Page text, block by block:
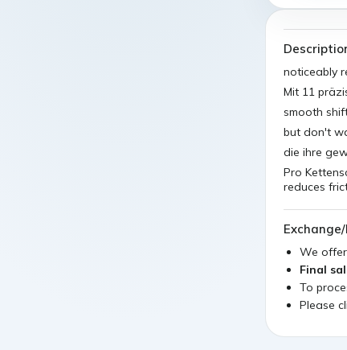
noticeably
Mit 11
smooth
but don't
die ihre
Pro
reduces
We
Final
To
Please